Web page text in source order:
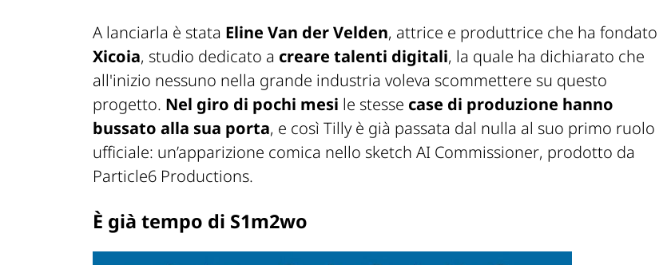
A lanciarla è stata Eline Van der Velden, attrice e produttrice che ha fondato
Xicoia, studio dedicato a creare talenti digitali, la quale ha dichiarato che
all'inizio nessuno nella grande industria voleva scommettere su questo
progetto. Nel giro di pochi mesi le stesse case di produzione hanno
bussato alla sua porta, e così Tilly è già passata dal nulla al suo primo ruolo
ufficiale: un’apparizione comica nello sketch AI Commissioner, prodotto da
Particle6 Productions.
È già tempo di S1m2wo